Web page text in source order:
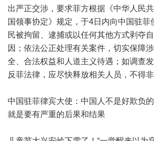
出严正交涉，要求菲方根据《中华人民
国领事协定》规定，于4日内向中国驻菲
民被拘留、逮捕或以任何其他方式剥夺
因；依法公正处理有关案件，切实保障
全、合法权益和人道主义待遇；如调查
反菲法律，应尽快释放相关人员，不得非
中国驻菲律宾大使：中国人不是好欺负
就是要有严重的后果和结果